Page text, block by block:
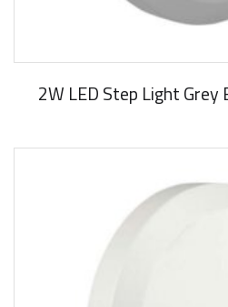
2W LED Step Light